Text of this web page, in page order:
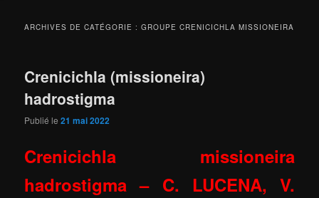
ARCHIVES DE CATÉGORIE :GROUPE CRENICICHLA MISSIONEIRA
Crenicichla (missioneira)
hadrostigma
Publié le21 mai 2022
Crenicichla missioneira
hadrostigma – C. LUCENA, V.